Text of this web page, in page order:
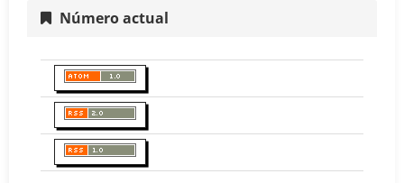
Número actual